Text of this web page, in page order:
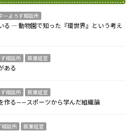
ーよろず相談所
る ― 動物園で知った『環世界』という考え
ず相談所 医業経営
ある
ず相談所 医業経営
作る——スポーツから学んだ組織論
相談所 医業経営